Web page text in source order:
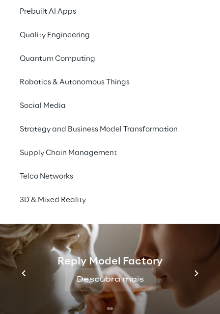
Prebuilt AI Apps
Quality Engineering
Quantum Computing
Robotics & Autonomous Things
Social Media
Strategy and Business Model Transformation
Supply Chain Management
Telco Networks
3D & Mixed Reality
Reply Model Factory
Descubra mais
de mídia especializada, mídia de massa,
Transformação da força de trabalho
Logística sustentável
Bem-vindo à era da sustentabilidade: a
logística verde ganhou força significativa
nos últimos anos, já que o setor de
transporte é um grande contribuinte para as
emissões de gases de efeito estufa, bem
como para o esgotamento dos recursos